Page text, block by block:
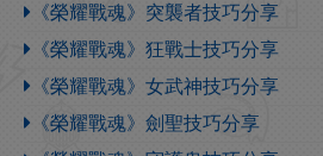
《榮耀戰魂》突襲者技巧分享
《榮耀戰魂》狂戰士技巧分享
《榮耀戰魂》女武神技巧分享
《榮耀戰魂》劍聖技巧分享